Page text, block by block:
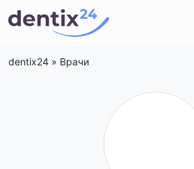
dentix24 » Врачи